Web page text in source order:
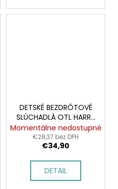
DETSKÉ BEZDRÔTOVÉ
SLÚCHADLÁ OTL HARRY
POTTER
Momentálne nedostupné
€28,37 bez DPH
€34,90
DETAIL